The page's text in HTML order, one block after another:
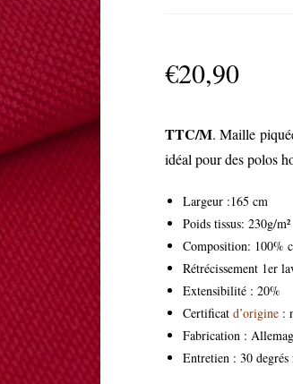
€20,90
TTC/M. Maille
idéal pour des polos
Largeur :165 cm
Poids tissus: 230g/m²
Composition: 100%
Rétrécissement 1er
Extensibilité : 20%
Certificat d’origine :
Fabrication :
Entretien : 30 degrés